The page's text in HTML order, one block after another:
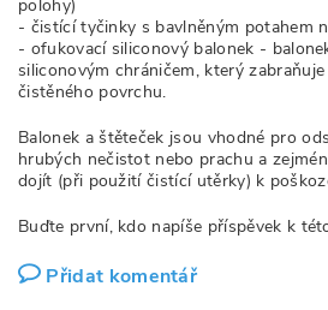
polohy)
- čistící tyčinky s bavlněným potahem
- ofukovací siliconový balonek -
siliconovým chráničem, který
čistěného povrchu.
Balonek a štěteček jsou vhodné pro
hrubých nečistot nebo prachu a
dojít (při použití čistící utěrky) k
Buďte první, kdo napíše příspěvek k
Přidat komentář